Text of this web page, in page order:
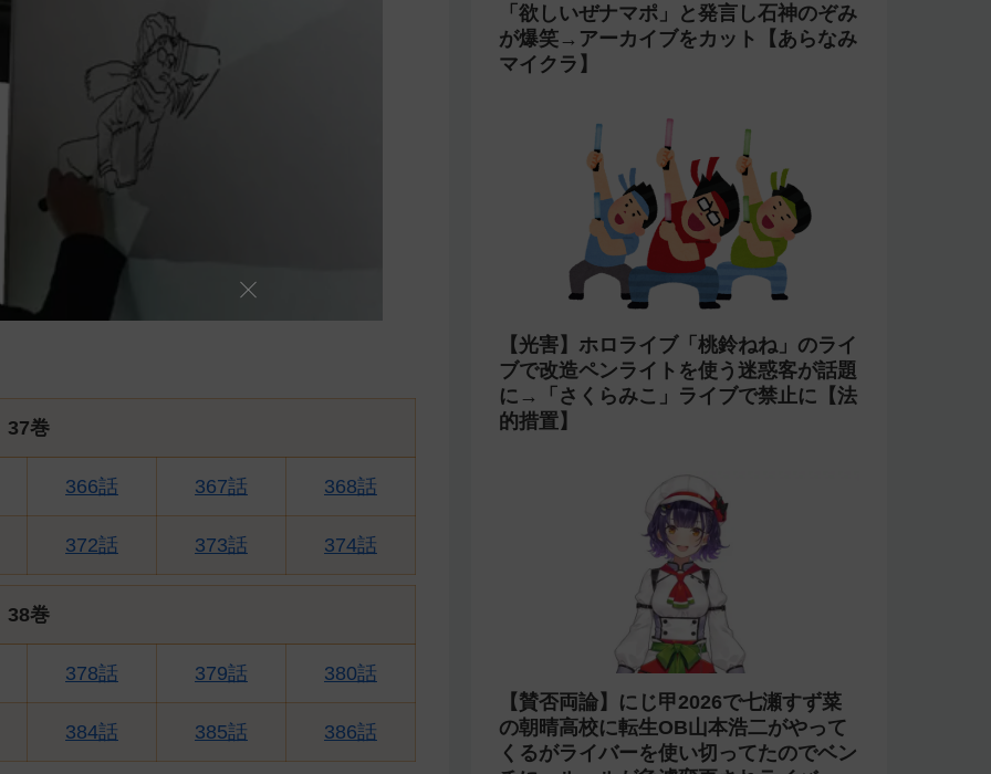
37巻
366話 367話 368話
372話 373話 374話
38巻
378話 379話 380話
384話 385話 386話
「欲しいぜナマポ」と発言し石神のぞみ
が爆笑→アーカイブをカット【あらなみ
マイクラ】
【光害】ホロライブ「桃鈴ねね」のライ
ブで改造ペンライトを使う迷惑客が話題
に→「さくらみこ」ライブで禁止に【法
的措置】
【賛否両論】にじ甲2026で七瀬すず菜
の朝晴高校に転生OB山本浩二がやって
くるがライバーを使い切ってたのでベン